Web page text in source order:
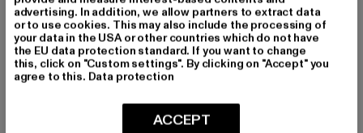
advertising. In addition, we allow partners to extract data
or to use cookies. This may also include the processing of
your data in the USA or other countries which do not have
the EU data protection standard. If you want to change
this, click on "Custom settings". By clicking on "Accept" you
agree to this. Data protection
ACCEPT